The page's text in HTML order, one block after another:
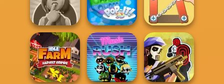
Mystic Mahjong
Ultimate Flying
Car
Winter Clash 3D
Yes or No
Challenge
Pop It! 3D
Nuts & Bolts
Puzzle